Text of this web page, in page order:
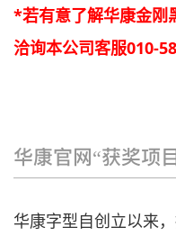
*若有意了解华康金刚
洽询本公司客服010-
华康官网“获奖项
华康字型自创立以来